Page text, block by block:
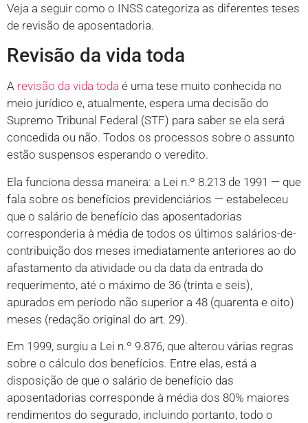
Veja a seguir como o INSS categoriza as diferentes teses
de revisão de aposentadoria.
Revisão da vida toda
A revisão da vida toda é uma tese muito conhecida no
meio jurídico e, atualmente, espera uma decisão do
Supremo Tribunal Federal (STF) para saber se ela será
concedida ou não. Todos os processos sobre o assunto
estão suspensos esperando o veredito.
Ela funciona dessa maneira: a Lei n.º 8.213 de 1991 — que
fala sobre os benefícios previdenciários — estabeleceu
que o salário de benefício das aposentadorias
corresponderia à média de todos os últimos salários-de-
contribuição dos meses imediatamente anteriores ao do
afastamento da atividade ou da data da entrada do
requerimento, até o máximo de 36 (trinta e seis),
apurados em período não superior a 48 (quarenta e oito)
meses (redação original do art. 29).
Em 1999, surgiu a Lei n.º 9.876, que alterou várias regras
sobre o cálculo dos benefícios. Entre elas, está a
disposição de que o salário de benefício das
aposentadorias corresponde à média dos 80% maiores
rendimentos do segurado, incluindo portanto, todo o